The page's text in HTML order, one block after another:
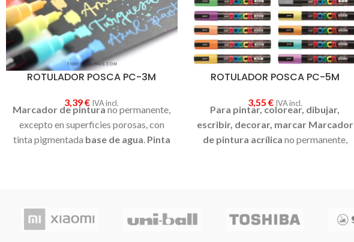
ROTULADOR POSCA PC-3M
3,39€ IVA incl.
Marcador de pinturano permanente,
excepto en superficies porosas, con
tinta pigmentada base de agua. Pinta
para cartelería, decoración,
escaparatismo, posters,
ROTULADOR POSCA PC-5M
3,55 € IVA incl.
Para pintar, colorear, dibujar,
escribir, decorar, marcar Marcador
de pintura acrílica no permanente,
manchas se pueden lavar con agua,